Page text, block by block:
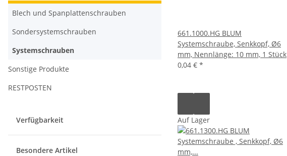
661.1000.HG BLUM
Systemschraube, Senkkopf, Ø6
mm, Nennlänge: 10 mm, 1 Stück
0,04 € *
Auf Lager
Blech und Spanplattenschrauben
Sondersystemschrauben
Systemschrauben
Sonstige Produkte
RESTPOSTEN
Verfügbarkeit
Besondere Artikel